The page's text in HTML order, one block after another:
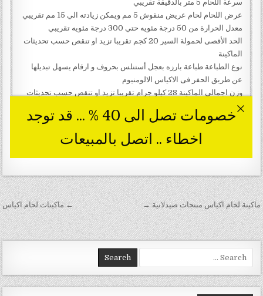
تصفّح المقالات ← ماكينات لحام اكياس ماكينة لحام اكياس منتجات صيدلانية →
Search for: